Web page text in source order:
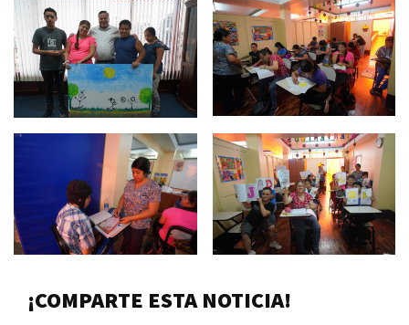
¡COMPARTE ESTA NOTICIA!